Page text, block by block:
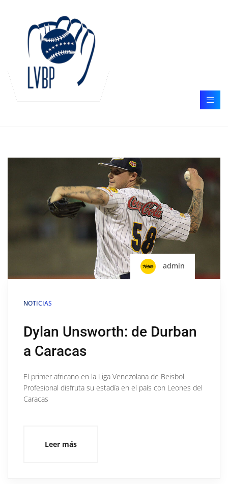
admin
NOTICIAS
Dylan Unsworth: de Durban
a Caracas
El primer africano en la Liga Venezolana de Beisbol
Profesional disfruta su estadía en el país con Leones del
Caracas
Leer más